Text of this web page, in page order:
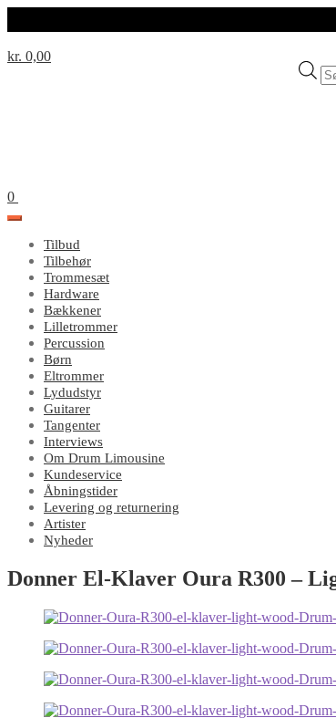
kr. 0,00
0
Tilbud
Tilbehør
Trommesæt
Hardware
Bækkener
Lilletrommer
Percussion
Børn
Eltrommer
Lydudstyr
Guitarer
Tangenter
Interviews
Om Drum Limousine
Kundeservice
Åbningstider
Levering og returnering
Artister
Nyheder
Donner El-Klaver Oura R300 –